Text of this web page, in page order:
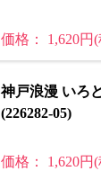
価格： 1,620円
神戸浪漫 いろ
(226282-05)
価格： 1,620円